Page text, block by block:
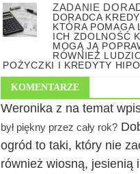
ZADANIE
DORADCA
KTÓRA POMAGA
ICH ZDOLNOŚĆ
MOGĄ JĄ
RÓWNIEŻ
POŻYCZKI I KREDYTY
KOMENTARZE
Weronika z na temat
był piękny przez cały rok?
ogród to taki, który nie
również wiosną, jesienią